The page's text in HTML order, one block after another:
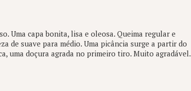
Uma capa bonita, lisa e oleosa. Queima regular e
de suave para médio. Uma picância surge a partir do
uma doçura agrada no primeiro tiro. Muito agradável.